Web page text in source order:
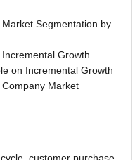
Segmentation by
Growth
on Incremental Growth
Market